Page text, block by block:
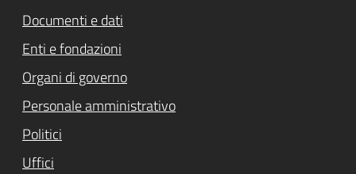
Documenti e dati
Enti e fondazioni
Organi di governo
Personale amministrativo
Politici
Uffici